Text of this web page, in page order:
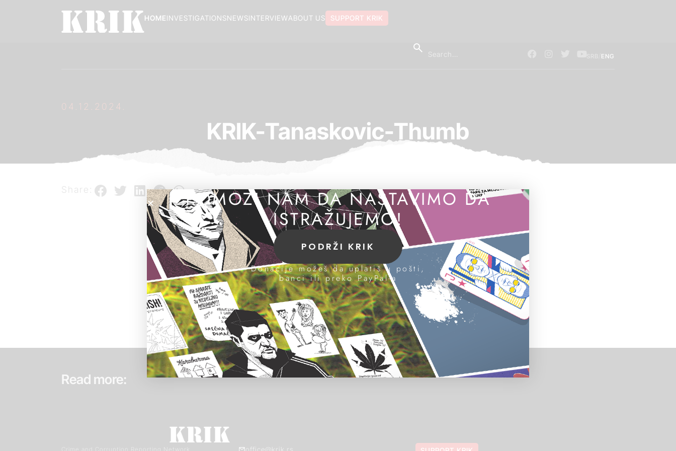
SUPPORT KRIK
ABOUT US
INTERVIEW
NEWS
INVESTIGATIONS
HOME
ENG
04.12.2024.
KRIK-Tanaskovic-Thumb
Share:
Read more:
Crime and Corruption Reporting Network office@krik.rs
POMOZI NAM DA NASTAVIMO DA
ISTRAŽUJEMO!
PODRŽI KRIK
Donacije možeš da uplatiš u pošti,
banci ili preko PayPal-a